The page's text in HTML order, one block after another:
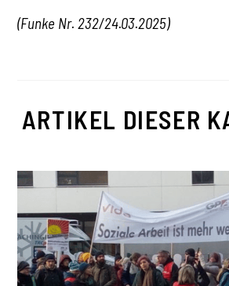
(Funke Nr. 232/24.03.2025)
ARTIKEL DIESER